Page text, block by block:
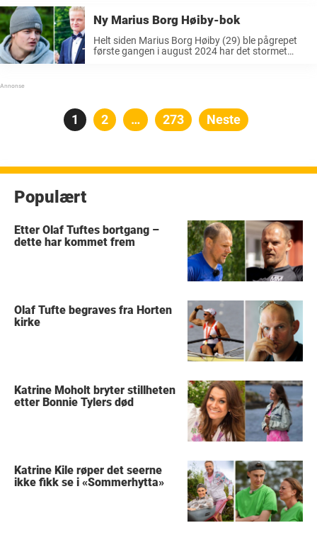
hjem på grunn av kronprinsesse Mette-Marits ...
Ny Marius Borg Høiby-bok
Helt siden Marius Borg Høiby (29) ble pågrepet
første gangen i august 2024 har det stormet
Posts
Side
1 Side
2 … Side
273 Neste
Populært
Etter Olaf Tuftes bortgang –
dette har kommet frem
Olaf Tufte begraves fra Horten
kirke
Katrine Moholt bryter stillheten
etter Bonnie Tylers død
Katrine Kile røper det seerne
ikke fikk se i «Sommerhytta»